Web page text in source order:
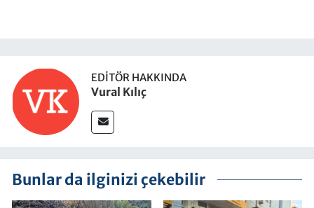
EDITÖR HAKKINDA
Vural Kılıç
Bunlar da ilginizi çekebilir